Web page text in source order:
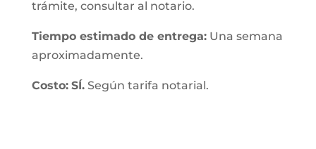
trámite, consultar al notario.
Tiempo estimado de entrega:Una semana
aproximadamente.
Costo: SÍ.Según tarifa notarial.